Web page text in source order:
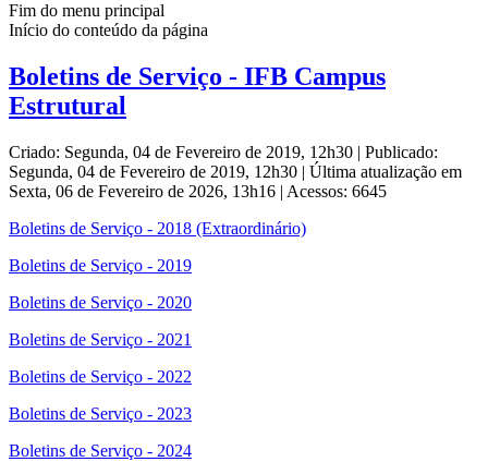
Fim do menu principal
Início do conteúdo da página
Boletins de Serviço - IFB Campus
Estrutural
Criado: Segunda, 04 de Fevereiro de 2019, 12h30 | Publicado:
Segunda, 04 de Fevereiro de 2019, 12h30 | Última atualização em
Sexta, 06 de Fevereiro de 2026, 13h16 | Acessos: 6645
Boletins de Serviço - 2018 (Extraordinário)
Boletins de Serviço - 2019
Boletins de Serviço - 2020
Boletins de Serviço - 2021
Boletins de Serviço - 2022
Boletins de Serviço - 2023
Boletins de Serviço - 2024